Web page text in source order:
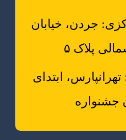
جردن، خیابان
پلاک ۵
ابتدای
جشنواره